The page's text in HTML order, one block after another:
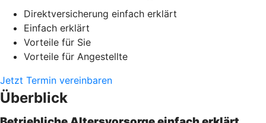
Direktversicherung einfach erklärt
Einfach erklärt
Vorteile für Sie
Vorteile für Angestellte
Jetzt Termin vereinbaren
Überblick